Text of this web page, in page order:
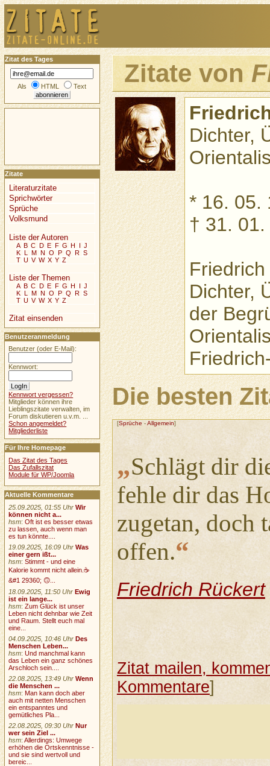
Zitate von
Dichter,
* 16. 05.
† 31.
Dichter,
der
Die besten
[Sprüche -Allgemein]
„Schlägt dir
fehle dir das
zugetan, doch
offen.“
Friedrich Rückert
Zitat mailen,
Kommentare]
Zitat des Tages
Als HTML Text
Zitate
Literaturzitate
Sprichwörter
Sprüche
Volksmund
Liste der Autoren
A B C D E F G H I J
K L M N O P Q R S
T U V W X Y Z
Liste der Themen
A B C D E F G H I J
K L M N O P Q R S
T U V W X Y Z
Zitat einsenden
Benutzeranmeldung
Benutzer (oder E-Mail):
Kennwort:
Kennwort vergessen?
Mitglieder können ihre
Lieblingszitate verwalten, im
Forum diskutieren u.v.m. ...
Schon angemeldet?
Mitgliederliste
Für Ihre Homepage
Das Zitat des Tages
Das Zufallszitat
Module für WP/Joomla
Aktuelle Kommentare
25.09.2025, 01:55 Uhr Wir
können nicht a...
hsm:Oft ist es besser etwas
zu lassen, auch wenn man
es tun könnte....
19.09.2025, 16:09 Uhr Was
einer gern ißt...
hsm:Stimmt - und eine
Kalorie kommt nicht allein.☕
&#1 29360; 🙃...
18.09.2025, 11:50 Uhr Ewig
ist ein lange...
hsm:Zum Glück ist unser
Leben nicht dehnbar wie Zeit
und Raum. Stellt euch mal
eine...
04.09.2025, 10:46 Uhr Des
Menschen Leben...
hsm:Und manchmal kann
das Leben ein ganz schönes
Arschloch sein....
22.08.2025, 13:49 Uhr Wenn
die Menschen ...
hsm:Man kann doch aber
auch mit netten Menschen
ein entspanntes und
gemütliches Pla...
22.08.2025, 09:30 Uhr Nur
wer sein Ziel ...
hsm:Allerdings: Umwege
erhöhen die Ortskenntnisse -
und sie sind wertvoll und
bereic...